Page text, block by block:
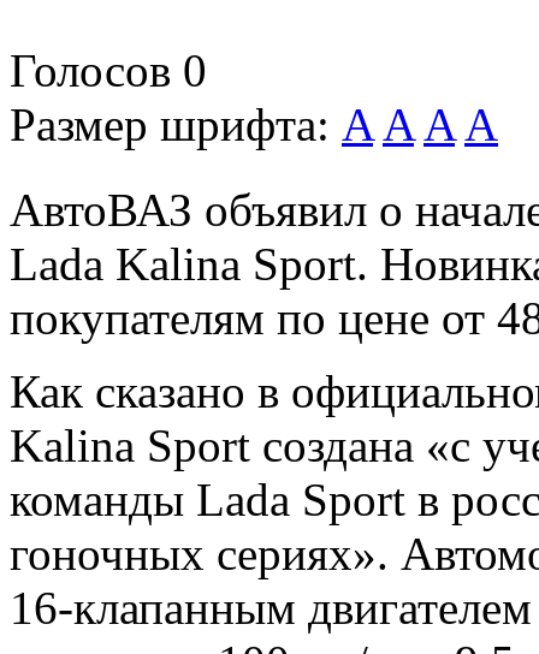
Голосов 0
Размер шрифта: A A A A
АвтоВАЗ объявил о
Lada Kalina Sport.
покупателям по цене от
Как сказано в
Kalina Sport создана «с
команды Lada Sport в
гоночных сериях».
16-клапанным